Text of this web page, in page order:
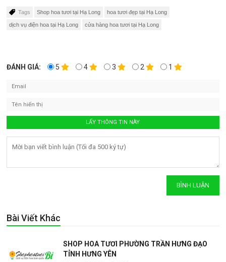
Tags Shop hoa tươi tại Hạ Long hoa tươi đẹp tại Hạ Long
dịch vụ điện hoa tại Hạ Long cửa hàng hoa tươi tại Hạ Long
ĐÁNH GIÁ: 5 4 3 2 1
Bài Viết Khác
SHOP HOA TƯƠI PHƯỜNG TRẦN HƯNG ĐẠO
TỈNH HƯNG YÊN